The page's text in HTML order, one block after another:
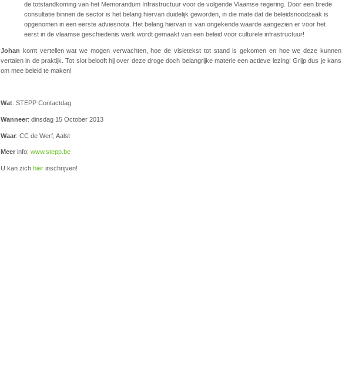
de totstandkoming van het Memorandum Infrastructuur voor de volgende Vlaamse regering. Door een brede
consultatie binnen de sector is het belang hiervan duidelijk geworden, in die mate dat de beleidsnoodzaak is
opgenomen in een eerste adviesnota. Het belang hiervan is van ongekende waarde aangezien er voor het
eerst in de vlaamse geschiedenis werk wordt gemaakt van een beleid voor culturele infrastructuur!
Johan komt vertellen wat we mogen verwachten, hoe de visietekst tot stand is gekomen en hoe we deze kunnen
vertalen in de praktijk. Tot slot belooft hij over deze droge doch belangrijke materie een actieve lezing! Grijp dus je kans
om mee beleid te maken!
Wat: STEPP Contactdag
Wanneer: dinsdag 15 October 2013
Waar: CC de Werf, Aalst
Meer info: www.stepp.be
U kan zich hier inschrijven!